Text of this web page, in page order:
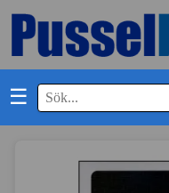
☰